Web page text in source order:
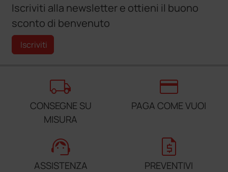
Iscriviti alla newsletter e ottieni il buono
sconto di benvenuto
Iscriviti
local_shipping
CONSEGNE SU
MISURA
credit_card
PAGA COME VUOI
support_agent
ASSISTENZA
request_quote
PREVENTIVI